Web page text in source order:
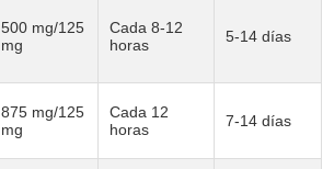
500 mg/125
mg
Cada 8-12
horas
5-14 días
875 mg/125
mg
Cada 12
horas
7-14 días